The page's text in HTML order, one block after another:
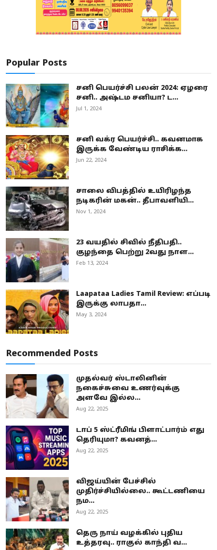
Popular Posts
சனி பெயர்ச்சி பலன் 2024: ஏழரை
சனி.. அஷ்டம சனியா? ட...
Jul 1, 2024
சனி வக்ர பெயர்ச்சி.. கவனமாக
இருக்க வேண்டிய ராசிக்க...
Jun 22, 2024
சாலை விபத்தில் உயிரிழந்த
நடிகரின் மகன்.. தீபாவளியி...
Nov 1, 2024
23 வயதில் சிவில் நீதிபதி..
குழந்தை பெற்று 2வது நாள...
Feb 13, 2024
Laapataa Ladies Tamil Review: எப்படி
இருக்கு லாபதா...
May 3, 2024
Recommended Posts
முதல்வர் ஸ்டாலினின்
நகைச்சுவை உணர்வுக்கு
அளவே இல்ல...
Aug 22, 2025
டாப் 5 ஸ்ட்ரீமிங் பிளாட்பார்ம் எது
தெரியுமா? கவனத்...
Aug 22, 2025
விஜய்யின் பேச்சில்
முதிர்ச்சியில்லை.. கூட்டணியை
நம...
Aug 22, 2025
தெரு நாய் வழக்கில் புதிய
உத்தரவு.. ராகுல் காந்தி வ...